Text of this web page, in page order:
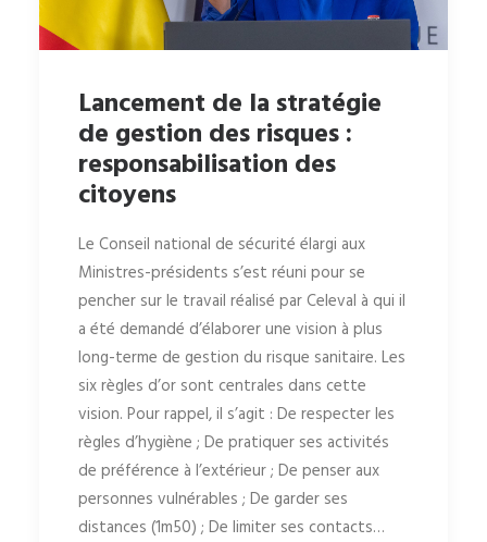
Lancement de la stratégie
de gestion des risques :
responsabilisation des
citoyens
Le Conseil national de sécurité élargi aux
Ministres-présidents s’est réuni pour se
pencher sur le travail réalisé par Celeval à qui il
a été demandé d’élaborer une vision à plus
long-terme de gestion du risque sanitaire. Les
six règles d’or sont centrales dans cette
vision. Pour rappel, il s’agit : De respecter les
règles d’hygiène ; De pratiquer ses activités
de préférence à l’extérieur ; De penser aux
personnes vulnérables ; De garder ses
distances (1m50) ; De limiter ses contacts…